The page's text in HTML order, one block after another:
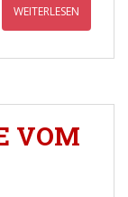
WEITERLESEN
VOM